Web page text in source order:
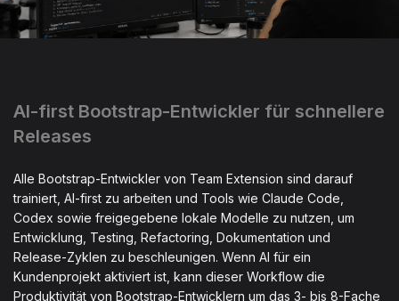
AI-first Bootstrap-Entwickler für schnellere
Releases
Alle Bootstrap-Entwickler von Team Extension sind darauf
trainiert, AI-first zu arbeiten und Tools wie Claude Code,
Codex sowie freigegebene lokale Modelle zu nutzen, um
Entwicklung, Testing, Refactoring, Dokumentation und
Release-Zyklen zu beschleunigen. Wenn AI für ein
Kundenprojekt aktiviert ist, kann dieser Workflow die
Produktivität von Bootstrap-Entwicklern um das 3- bis 8-Fache